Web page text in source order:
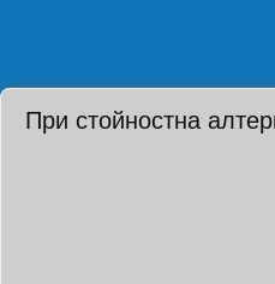
При стойностна